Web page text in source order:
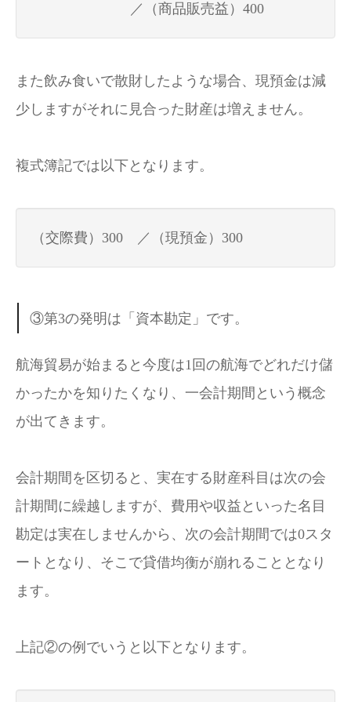
／（商品販売益）400
また飲み食いで散財したような場合、現預金は減
少しますがそれに見合った財産は増えません。
複式簿記では以下となります。
（交際費）300 ／（現預金）300
③第3の発明は「資本勘定」です。
航海貿易が始まると今度は1回の航海でどれだけ儲
かったかを知りたくなり、一会計期間という概念
が出てきます。
会計期間を区切ると、実在する財産科目は次の会
計期間に繰越しますが、費用や収益といった名目
勘定は実在しませんから、次の会計期間では0スタ
ートとなり、そこで貸借均衡が崩れることとなり
ます。
上記②の例でいうと以下となります。